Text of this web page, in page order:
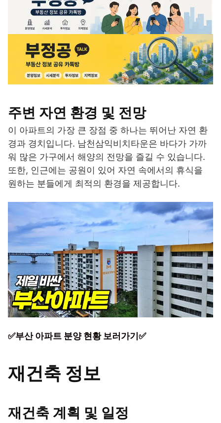
주변 자연 환경 및 전망
이 아파트의 가장 큰 장점 중 하나는 뛰어난 자연 환
경과 경치입니다. 남천삼익비치타운은 바다가 가까
워 많은 가구에서 해양의 전망을 즐길 수 있습니다.
또한, 인근에는 공원이 있어 자연 속에서의 휴식을
원하는 분들에게 최적의 환경을 제공합니다.
✅부산 아파트 분양 현황 보러가기✅
재건축 정보
재건축 계획 및 일정